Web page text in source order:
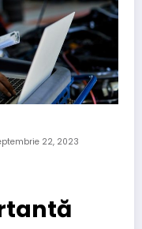
22, 2023